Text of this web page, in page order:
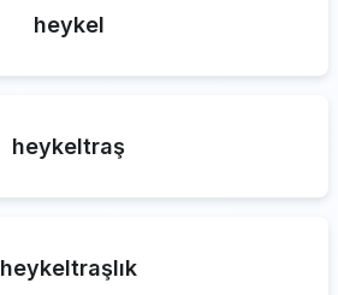
heykel
heykeltraş
heykeltraşlık